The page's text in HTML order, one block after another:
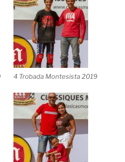
4 Trobada Montesista 2019